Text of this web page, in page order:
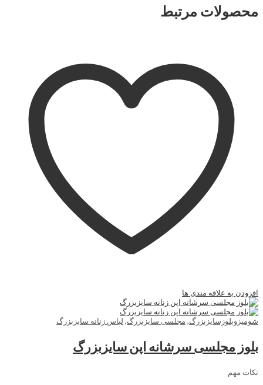
محصولات مرتبط
افزودن به علاقه مندی ها
شومیزوبلوزسایزبزرگ, مجلسی سایزبزرگ, لباس زنانه سایزبزرگ
بلوز مجلسی سرشانه اپن سایزبزرگ
نکات مهم